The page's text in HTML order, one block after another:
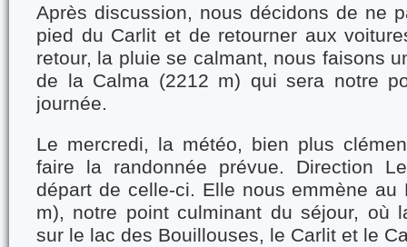
Après discussion, nous décidons de ne
pied du Carlit et de retourner aux
retour, la pluie se calmant, nous faisons
de la Calma (2212 m) qui sera notre
journée.
Le mercredi, la météo, bien plus
faire la randonnée prévue. Direction
départ de celle-ci. Elle nous emmène au
m), notre point culminant du séjour, où
sur le lac des Bouillouses, le Carlit et le